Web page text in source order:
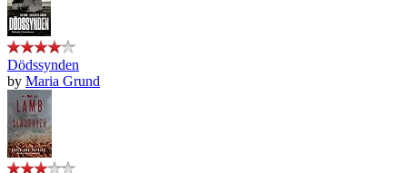
Dödssynden
by Maria Grund